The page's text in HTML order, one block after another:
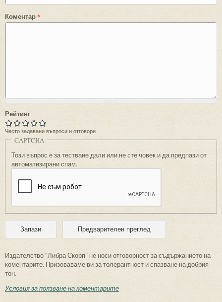
Коментар*
Рейтинг
Често задавани въпроси и отговори
CAPTCHA
Този въпрос е за тестване дали или не сте човек и да предпази от
автоматизирани спам.
Издателство "Либра Скорп" не носи отговорност за съдържанието на
коментарите. Призоваваме ви за толерантност и спазване на добрия
тон.
Условия за ползване на коментарите